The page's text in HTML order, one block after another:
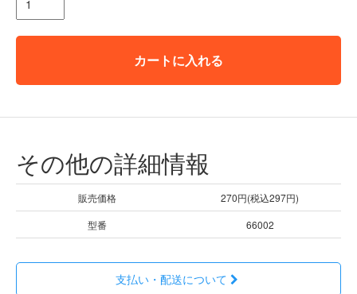
カートに入れる
その他の詳細情報
販売価格
270円(税込297円)
型番
66002
支払い・配送について